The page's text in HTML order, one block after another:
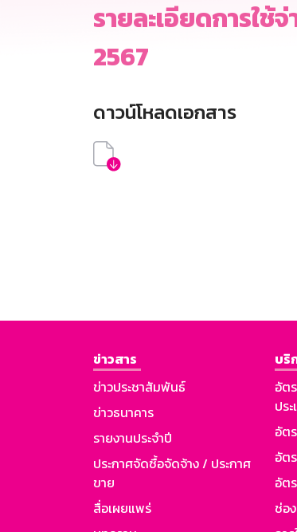
รายละเอียดการใช้
2567
ดาวน์โหลดเอกสาร
ข่าวสาร
ข่าวประชาสัมพันธ์
ข่าวธนาคาร
รายงานประจำปี
ประกาศจัดซื้อจัดจ้าง / ประกาศ
ขาย
สื่อเผยแพร่
บริ
อัต
ปร
อัต
อัต
อัต
ช่อ